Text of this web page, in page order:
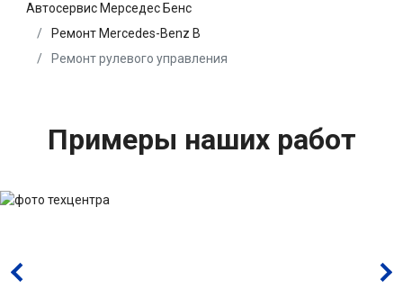
Автосервис Мерседес Бенс
Ремонт Mercedes-Benz B
Ремонт рулевого управления
Примеры наших работ